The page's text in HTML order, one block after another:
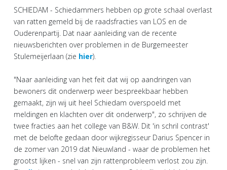
SCHIEDAM - Schiedammers hebben op grote schaal overlast
van ratten gemeld bij de raadsfracties van LOS en de
Ouderenpartij. Dat naar aanleiding van de recente
nieuwsberichten over problemen in de Burgemeester
Stulemeijerlaan (zie hier).
"Naar aanleiding van het feit dat wij op aandringen van
bewoners dit onderwerp weer bespreekbaar hebben
gemaakt, zijn wij uit heel Schiedam overspoeld met
meldingen en klachten over dit onderwerp", zo schrijven de
twee fracties aan het college van B&W. Dit 'in schril contrast'
met de belofte gedaan door wijkregisseur Darius Spencer in
de zomer van 2019 dat Nieuwland - waar de problemen het
grootst lijken - snel van zijn rattenprobleem verlost zou zijn.